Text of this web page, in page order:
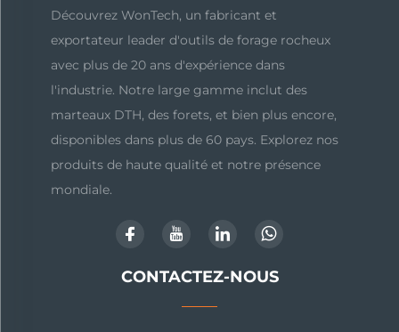
Découvrez WonTech, un fabricant et
exportateur leader d'outils de forage rocheux
avec plus de 20 ans d'expérience dans
l'industrie. Notre large gamme inclut des
marteaux DTH, des forets, et bien plus encore,
disponibles dans plus de 60 pays. Explorez nos
produits de haute qualité et notre présence
mondiale.
CONTACTEZ-NOUS